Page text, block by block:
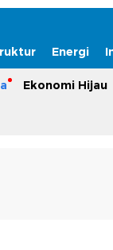
Energi
Ekonomi Hijau